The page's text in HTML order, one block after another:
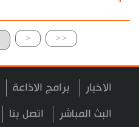
< <<
الاخبار برامج الاذاعة
البث المباشر اتصل بنا